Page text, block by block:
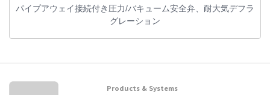
パイプアウェイ接続付き圧力/バキューム安全弁、耐大気デフラ
グレーション
Products & Systems